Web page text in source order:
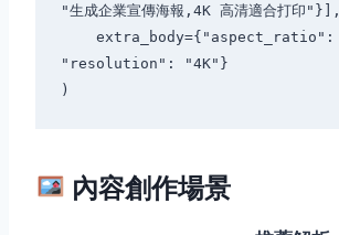
"生成企業宣傳海報,4K 高清適合打印"}],
"resolution": "4K"}
內容創作場景